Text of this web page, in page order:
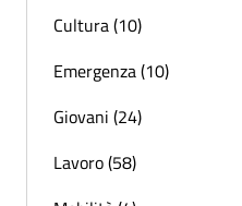
Cultura (10)
Emergenza (10)
Giovani (24)
Lavoro (58)